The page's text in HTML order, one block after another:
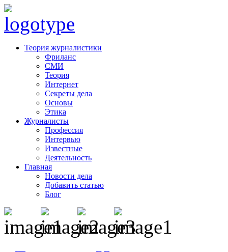
Теория журналистики
Фриланс
СМИ
Теория
Интернет
Секреты дела
Основы
Этика
Журналисты
Профессия
Интервью
Известные
Деятельность
Главная
Новости дела
Добавить статью
Блог